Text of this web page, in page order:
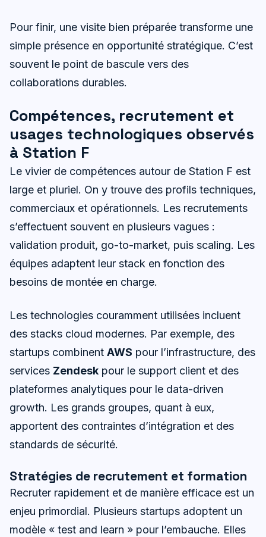
Pour finir, une visite bien préparée transforme une
simple présence en opportunité stratégique. C’est
souvent le point de bascule vers des
collaborations durables.
Compétences, recrutement et
usages technologiques observés
à Station F
Le vivier de compétences autour de Station F est
large et pluriel. On y trouve des profils techniques,
commerciaux et opérationnels. Les recrutements
s’effectuent souvent en plusieurs vagues :
validation produit, go-to-market, puis scaling. Les
équipes adaptent leur stack en fonction des
besoins de montée en charge.
Les technologies couramment utilisées incluent
des stacks cloud modernes. Par exemple, des
startups combinent AWS pour l’infrastructure, des
services Zendesk pour le support client et des
plateformes analytiques pour le data-driven
growth. Les grands groupes, quant à eux,
apportent des contraintes d’intégration et des
standards de sécurité.
Stratégies de recrutement et formation
Recruter rapidement et de manière efficace est un
enjeu primordial. Plusieurs startups adoptent un
modèle « test and learn » pour l’embauche. Elles